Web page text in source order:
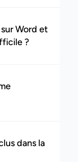
Word et
?
dans la